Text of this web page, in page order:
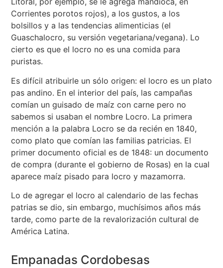
Corrientes porotos rojos), a los gustos, a los
bolsillos y a las tendencias alimenticias (el
Guaschalocro, su versión vegetariana/vegana). Lo
cierto es que el locro no es una comida para
puristas.
Es difícil atribuirle un sólo origen: el locro es un plato
pas andino. En el interior del país, las campañas
comían un guisado de maíz con carne pero no
sabemos si usaban el nombre Locro. La primera
mención a la palabra Locro se da recién en 1840,
como plato que comían las familias patricias. El
primer documento oficial es de 1848: un documento
de compra (durante el gobierno de Rosas) en la cual
aparece maíz pisado para locro y mazamorra.
Lo de agregar el locro al calendario de las fechas
patrias se dio, sin embargo, muchísimos años más
tarde, como parte de la revalorización cultural de
América Latina.
Empanadas Cordobesas